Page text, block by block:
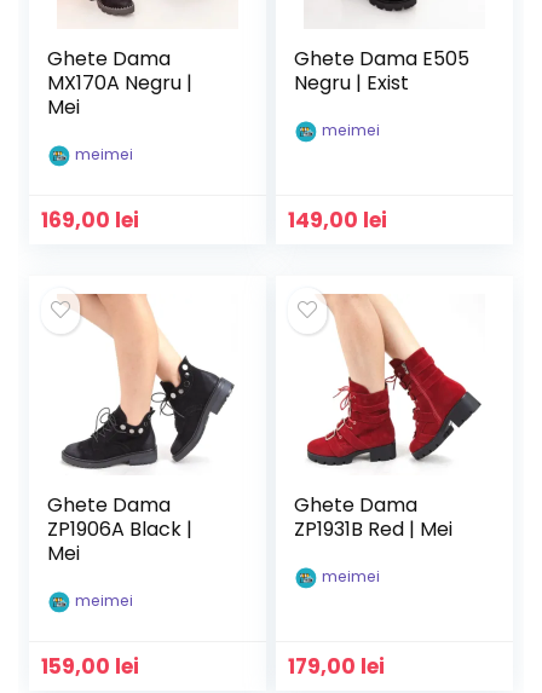
Ghete Dama
MX170A Negru |
Mei
meimei
169,00 lei
Ghete Dama E505
Negru | Exist
meimei
149,00 lei
Ghete Dama
ZP1906A Black |
Mei
meimei
159,00 lei
Ghete Dama
ZP1931B Red | Mei
meimei
179,00 lei